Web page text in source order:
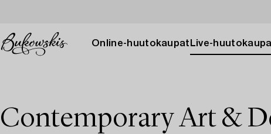
Online-huutokaupat Live-
Contemporary Art &